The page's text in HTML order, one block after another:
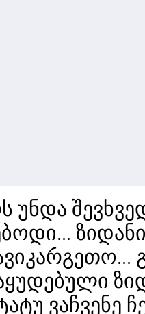
უნდა
ვაჩვენე